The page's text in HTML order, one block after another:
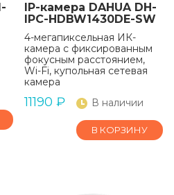
IP-камера DAHUA DH-
IPC-HDBW1430DE-SW
4-мегапиксельная ИК-
камера с фиксированным
фокусным расстоянием,
Wi-Fi, купольная сетевая
камера
11190 ₽ В наличии
В КОРЗИНУ